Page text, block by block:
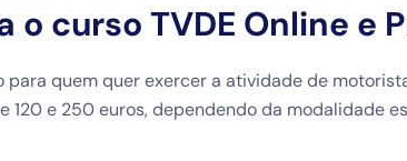
o curso TVDE Online e
para quem quer exercer a atividade de
120 e 250 euros, dependendo da modalidade